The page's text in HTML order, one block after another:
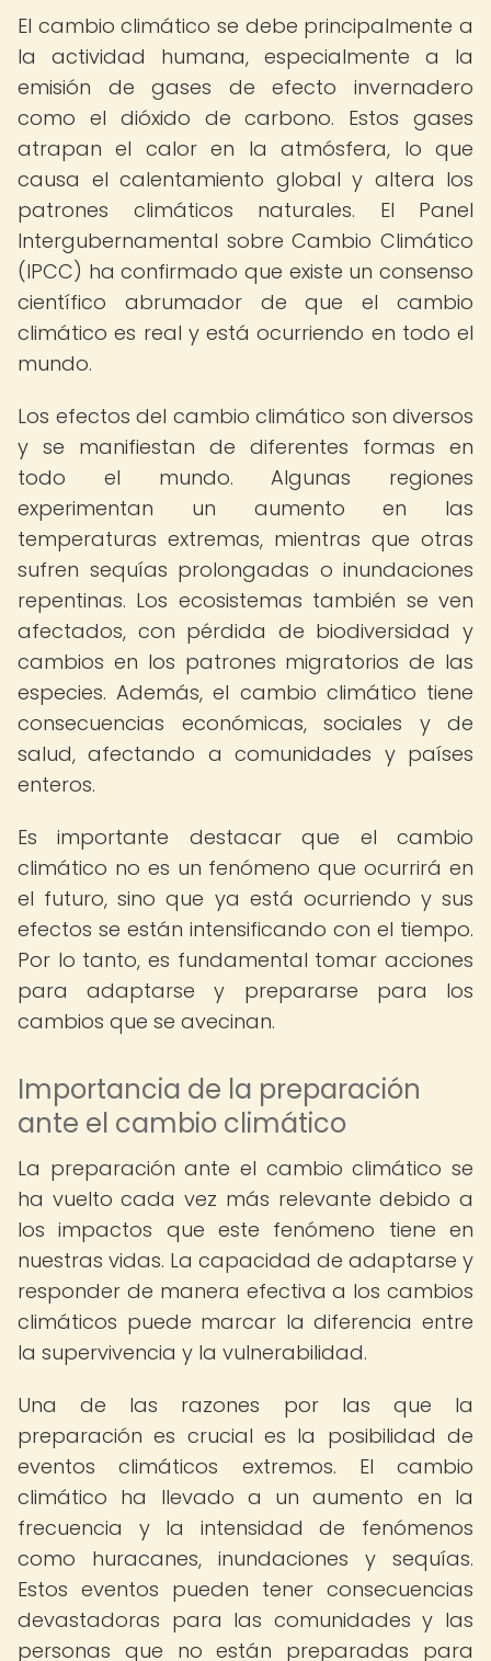
El cambio climático se debe principalmente a
la actividad humana, especialmente a la
emisión de gases de efecto invernadero
como el dióxido de carbono. Estos gases
atrapan el calor en la atmósfera, lo que
causa el calentamiento global y altera los
patrones climáticos naturales. El Panel
Intergubernamental sobre Cambio Climático
(IPCC) ha confirmado que existe un consenso
científico abrumador de que el cambio
climático es real y está ocurriendo en todo el
mundo.
Los efectos del cambio climático son diversos
y se manifiestan de diferentes formas en
todo el mundo. Algunas regiones
experimentan un aumento en las
temperaturas extremas, mientras que otras
sufren sequías prolongadas o inundaciones
repentinas. Los ecosistemas también se ven
afectados, con pérdida de biodiversidad y
cambios en los patrones migratorios de las
especies. Además, el cambio climático tiene
consecuencias económicas, sociales y de
salud, afectando a comunidades y países
enteros.
Es importante destacar que el cambio
climático no es un fenómeno que ocurrirá en
el futuro, sino que ya está ocurriendo y sus
efectos se están intensificando con el tiempo.
Por lo tanto, es fundamental tomar acciones
para adaptarse y prepararse para los
cambios que se avecinan.
Importancia de la preparación
ante el cambio climático
La preparación ante el cambio climático se
ha vuelto cada vez más relevante debido a
los impactos que este fenómeno tiene en
nuestras vidas. La capacidad de adaptarse y
responder de manera efectiva a los cambios
climáticos puede marcar la diferencia entre
la supervivencia y la vulnerabilidad.
Una de las razones por las que la
preparación es crucial es la posibilidad de
eventos climáticos extremos. El cambio
climático ha llevado a un aumento en la
frecuencia y la intensidad de fenómenos
como huracanes, inundaciones y sequías.
Estos eventos pueden tener consecuencias
devastadoras para las comunidades y las
personas que no están preparadas para